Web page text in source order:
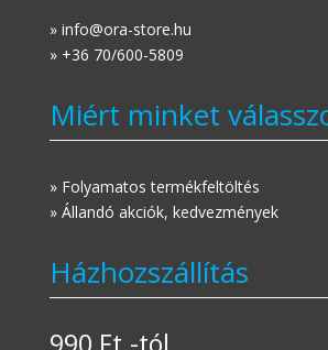
» info@ora-store.hu
» +36 70/600-5809
Miért minket
» Folyamatos termékfeltöltés
» Állandó akciók, kedvezmények
Házhozszállítás
990 Ft.-tól